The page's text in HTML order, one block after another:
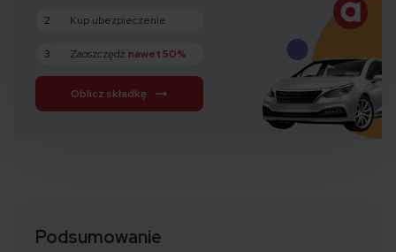
2 Kup ubezpieczenie
3 Zaoszczędź nawet 50%
Oblicz składkę
Podsumowanie